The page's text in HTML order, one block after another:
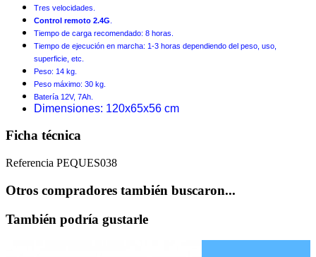
Tres velocidades.
Control remoto 2.4G
Tiempo de carga recomendado: 8 horas.
Tiempo de ejecución en marcha: 1-3 horas dependiendo del peso, uso,
superficie, etc.
Peso: 14 kg.
Peso máximo: 30 kg.
Batería 12V, 7Ah.
Dimensiones: 120x65x56 cm
Ficha técnica
Referencia PEQUES038
Otros compradores también buscaron...
También podría gustarle